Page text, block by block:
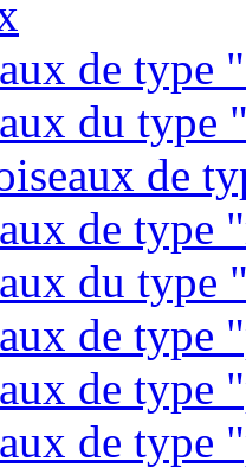
de type
du type
de
de type
du type
de type
de type
de type